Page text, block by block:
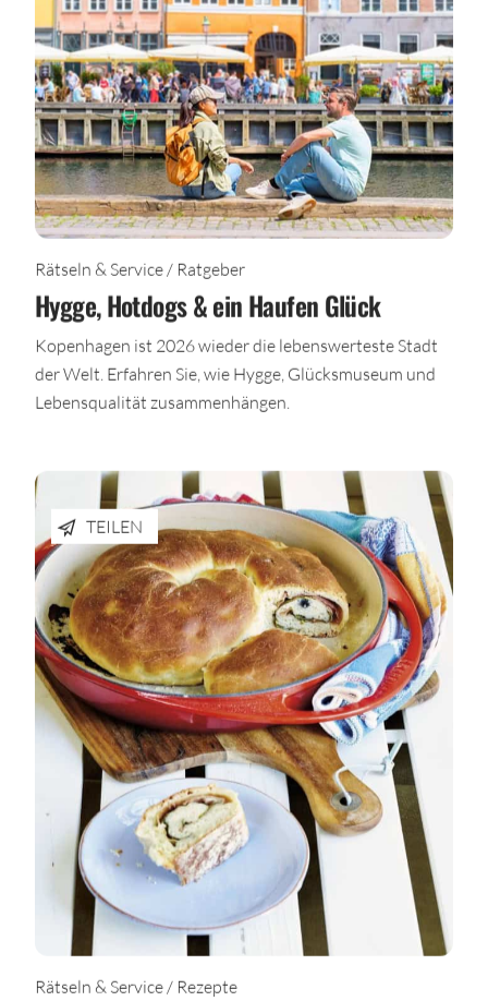
Rätseln & Service / Ratgeber
Hygge, Hotdogs & ein Haufen Glück
Kopenhagen ist 2026 wieder die lebenswerteste Stadt
der Welt. Erfahren Sie, wie Hygge, Glücksmuseum und
Lebensqualität zusammenhängen.
TEILEN
Rätseln & Service / Rezepte